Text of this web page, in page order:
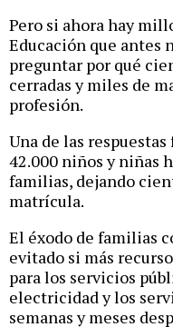
Pero si ahora hay
Educación que antes
preguntar por qué
cerradas y miles de
profesión.
Una de las
42.000 niños y niñas
familias, dejando
matrícula.
El éxodo de familias
evitado si más
para los servicios
electricidad y los
semanas y meses